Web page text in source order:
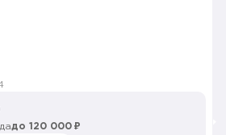
до 120 000 ₽